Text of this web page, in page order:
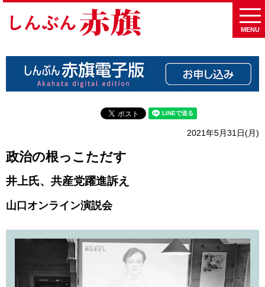
MENU
2021年5月31日(月)
政治の根っこただす
井上氏、共産党躍進訴え
山口オンライン演説会